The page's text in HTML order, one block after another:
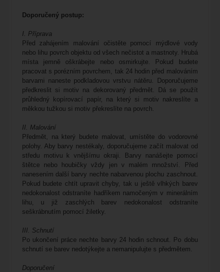
Doporučený postup:
I. Příprava
Před zahájením malování očistěte pomocí mýdlové vody
nebo lihu povrch objektu od všech nečistot a mastnoty. Hrubá
místa jemně oškrábejte nebo osmirkujte. Pokud budete
pracovat s porézním povrchem, tak 24 hodin před malováním
barvami naneste podkladovou vrstvu nátěru. Doporučujeme
předkreslit si motiv na dekorovaný předmět. Dá se použít
průhledný kopírovací papír, na který si motiv nakreslíte a
měkkou tužkou si motiv překreslíte na povrch.
II. Malování
Předmět, na který budete malovat, umístěte do vodorovné
polohy. Aby barvy nestékaly, doporučujeme začít malovat od
středu motivu k vnějšímu okraji. Barvy nanášejte pomocí
štětce nebo houbičky vždy jen v malém množství. Před
nanesením další barvy nechte nabarvenou plochu zaschnout.
Pokud budete chtít upravit chyby, tak u ještě vlhkých barev
nedokonalost odstraníte hadříkem namočeným v minerálním
lihu, u již zaschlých barev nedokonalost odstraníte
seškrábnutím pomocí žiletky.
III. Schnutí
Po ukončení práce nechte barvy 24 hodin schnout. Po dobu
schnutí se barev nedotýkejte a nemanipulujte s předmětem.
Doporučení